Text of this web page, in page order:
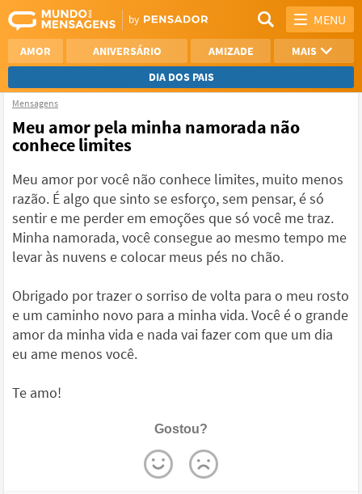
MENU
AMOR ANIVERSÁRIO AMIZADE
MAIS
DIA DOS PAIS
REFLEXÃO
AGRADECIMENTO
SAUDADE
NAMORO
VER TODAS
Mensagens
Meu amor pela minha namorada não
conhece limites
Meu amor por você não conhece limites, muito menos
razão. É algo que sinto se esforço, sem pensar, é só
sentir e me perder em emoções que só você me traz.
Minha namorada, você consegue ao mesmo tempo me
levar às nuvens e colocar meus pés no chão.
Obrigado por trazer o sorriso de volta para o meu rosto
e um caminho novo para a minha vida. Você é o grande
amor da minha vida e nada vai fazer com que um dia
eu ame menos você.
Te amo!
Gostou?